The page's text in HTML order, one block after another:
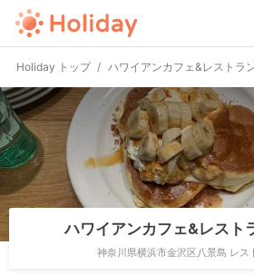
Holiday トップ ハワイアンカフェ&レストラ
ハワイアンカフェ&レスト
神奈川県横浜市金沢区八景島 レス